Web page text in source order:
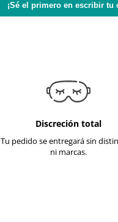
¡Sé el primero en escribir tu
Discreción total
Tu pedido se entregará sin
ni marcas.